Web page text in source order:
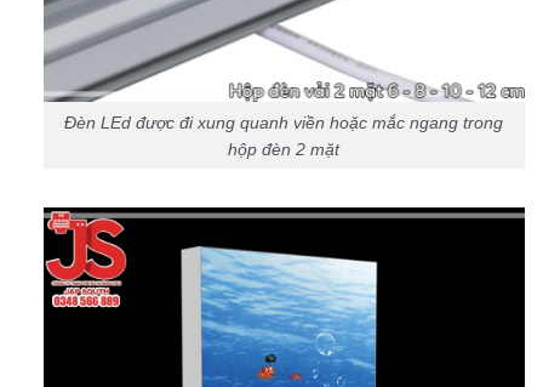
Đèn LEd được đi xung quanh viền hoặc mắc ngang trong
hộp đèn 2 mặt